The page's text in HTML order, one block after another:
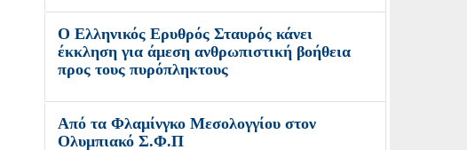
Ο Ελληνικός Ερυθρός Σταυρός κάνει
έκκληση για άμεση ανθρωπιστική βοήθεια
προς τους πυρόπληκτους
Από τα Φλαμίνγκο Μεσολογγίου στον
Ολυμπιακό Σ.Φ.Π